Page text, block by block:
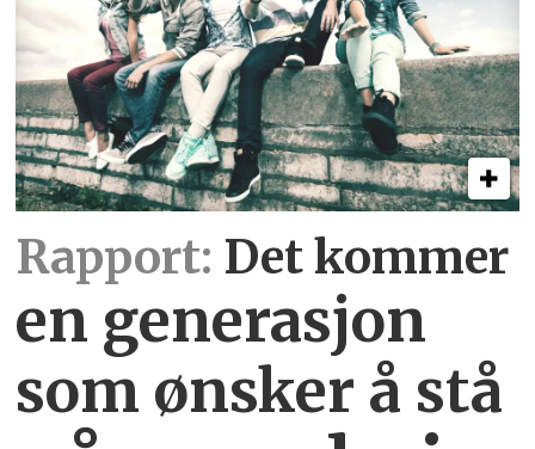
Rapport: Det kommer
en generasjon
som ønsker å stå